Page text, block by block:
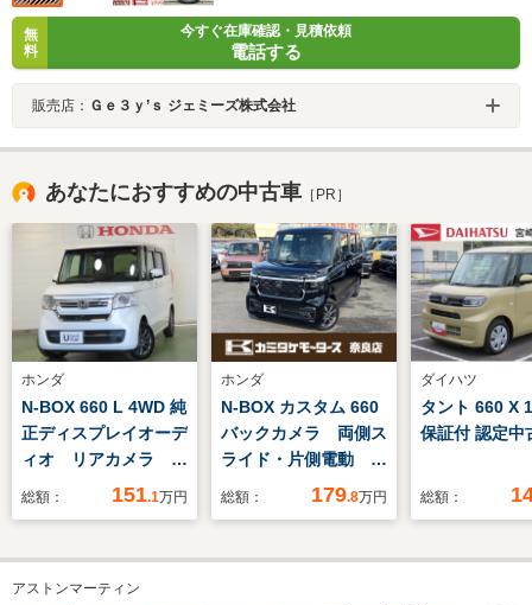
無
料
今すぐ在庫確認・見積依頼
電話する
販売店： Ｇｅ３ｙ’ｓ ジェミーズ株式会社
あなたにおすすめの中古車 ［PR］
ホンダ
N-BOX 660 L 4WD 純
正ディスプレイオーデ
ィオ リアカメラ
ETC 純正エンスタ
ドア シートヒータ
ー ワンセグTV
総額： 151.1万円
ホンダ
N-BOX カスタム 660
バックカメラ 両側ス
ライド・片側電動 ク
リアランスソナー オ
ト オートライト ア
総額： 179.8万円
ダイハツ
タント 660 X
保証付 認定中
総額：
アストンマーティン